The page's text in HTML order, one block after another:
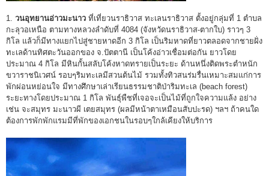
1. วนอุทยานอ่าวมะนาว ที่เที่ยวนราธิวาส ทะเลนราธิวาส ตั้งอยู่กลุ่มที่ 1 ตำบล
กะลุวอเหนือ ตามทางหลวงลำดับที่ 4084 (จังหวัดนราธิวาส-ตากใบ) ราวๆ 3
กิโล แล้วก็มีทางแยกไปสู่ชายหาดอีก 3 กิโล เป็นริมหาดที่ยาวตลอดจากชายฝั่ง
ทะเลด้านทิศตะวันออกของ จ.ปัตตานี เป็นโค้งอ่าวเชื่อมต่อกัน ยาวโดย
ประมาณ 4 กิโล มีหินกั้นสลับโค้งหาดทรายเป็นระยะ ด้านหนึ่งติดพระตำหนัก
ขวาราชนิเวศน์ รอบๆริมทะเลมีสวนต้นไม้ รวมทั้งทิวสนร่มรื่นเหมาะสมแก่การ
พักผ่อนหย่อนใจ มีทางศึกษาเล่าเรียนธรรมชาติป่าริมทะเล (beach forest)
ระยะทางโดยประมาณ 1 กิโล พันธุ์พืชที่เจอจะเป็นไม้ที่ถูกใจความแล้ง อย่าง
เช่น จะสมุทร มะนาวผี เตยสมุทร (ผลมีหน้าตาเหมือนสับปะรด) ฯลฯ ถ้าคนใด
ต้องการพักพักแรมมีที่พักของเอกชนในรอบๆใกล้เคียงให้บริการ